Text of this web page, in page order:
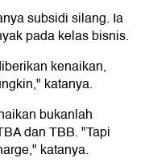
subsidi silang. Ia
pada kelas bisnis.
kenaikan,
katanya.
bukanlah
dan TBB. "Tapi
katanya.